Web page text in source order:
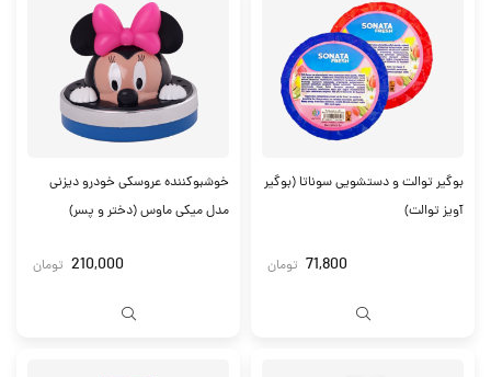
بوگیر توالت و دستشویی سوناتا (بوگیر
آویز توالت)
71,800 تومان
خوشبوکننده عروسکی خودرو دیزنی
مدل میکی ماوس (دختر و پسر)
210,000 تومان